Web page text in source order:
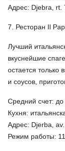
Адрес: Djebra, rt.
7. Ресторан Il
Лучший
вкуснейшие
остается только
и соусов,
Средний счет:
Кухня:
Адрес: Djerba,
Режим работы: